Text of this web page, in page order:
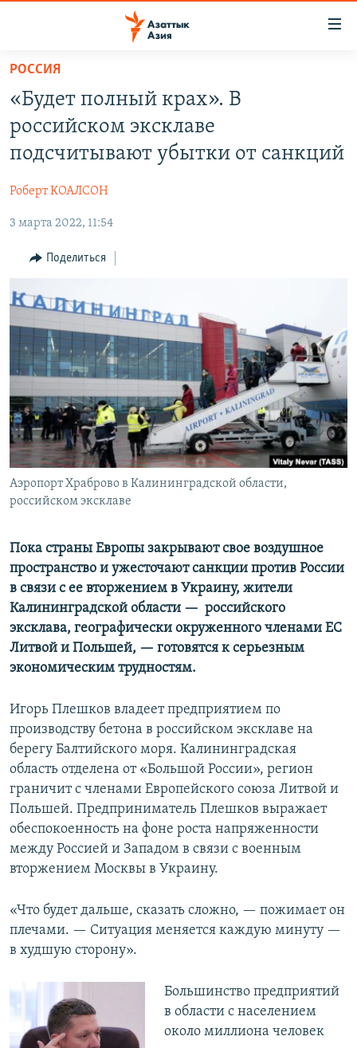
Вернуться
основному
содержанию
Вернутся
главной
навигации
Вернутся
поиску
КАЗАХСТАН
ТАДЖИКИСТАН
НОВОСТИ
ВОЙНА В УКРАИНЕ
ҚАЗАҚША
КЫРГЫЗЧА
ЎЗБЕКЧА
TÜRKMENÇE
РОССИЯ
«Будет полный крах». В
российском эксклаве
подсчитывают убытки от санкций
Роберт КОАЛСОН
3 марта 2022, 11:54
Поделиться
Аэропорт Храброво в Калининградской области,
российском эксклаве
Пока страны Европы закрывают свое воздушное
пространство и ужесточают санкции против России
в связи с ее вторжением в Украину, жители
Калининградской области — российского
эксклава, географически окруженного членами ЕС
Литвой и Польшей, — готовятся к серьезным
экономическим трудностям.
Игорь Плешков владеет предприятием по
производству бетона в российском эксклаве на
берегу Балтийского моря. Калининградская
область отделена от «Большой России», регион
граничит с членами Европейского союза Литвой и
Польшей. Предприниматель Плешков выражает
обеспокоенность на фоне роста напряженности
между Россией и Западом в связи с военным
вторжением Москвы в Украину.
«Что будет дальше, сказать сложно, — пожимает он
плечами. — Ситуация меняется каждую минуту —
в худшую сторону».
Большинство предприятий
в области с населением
около миллиона человек